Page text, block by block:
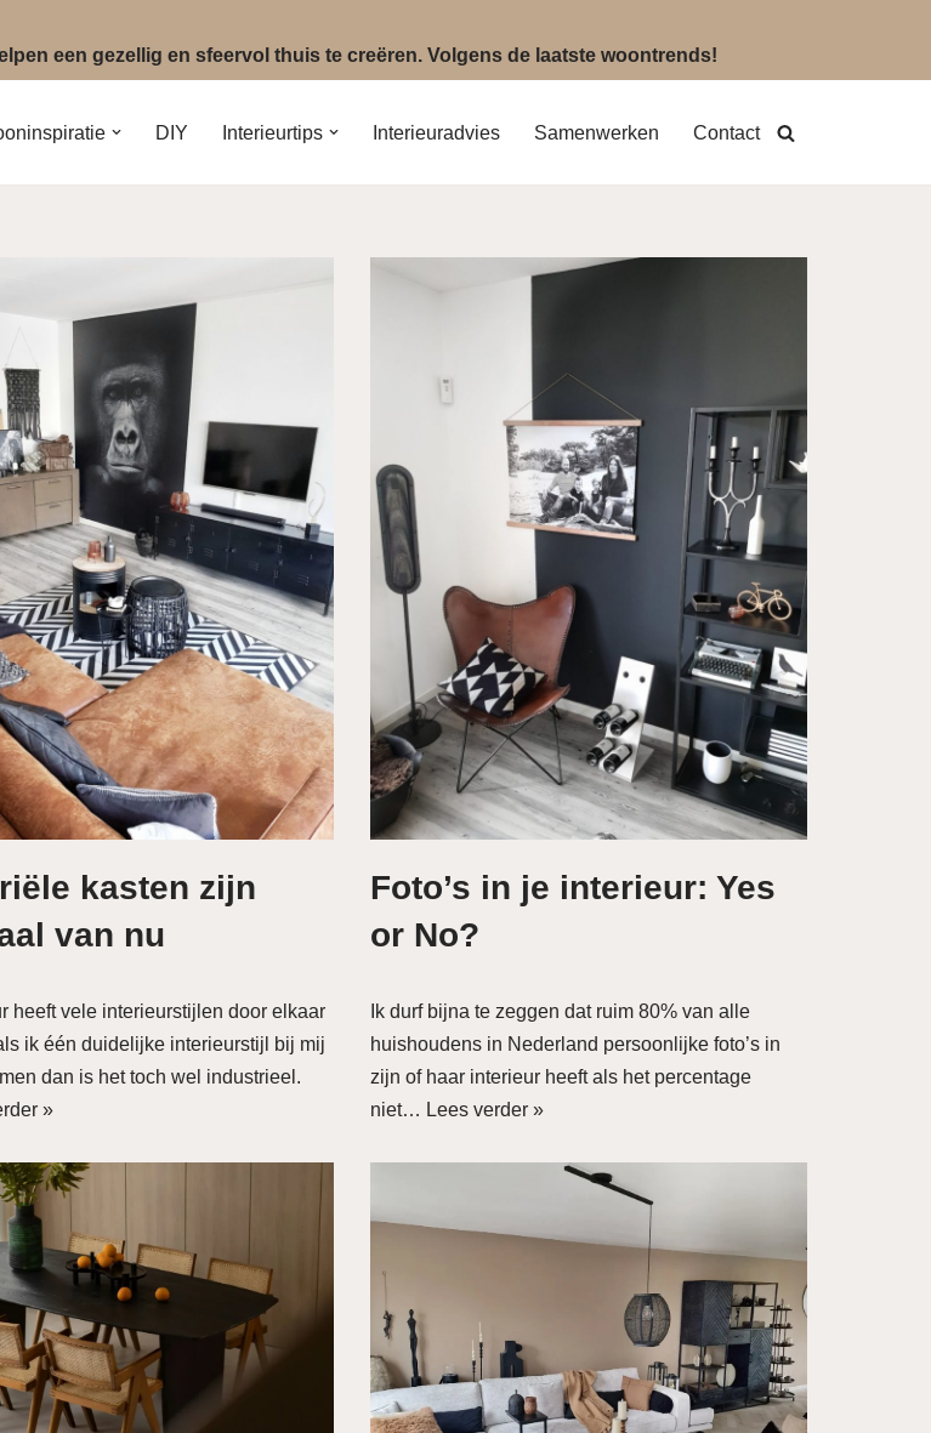
een gezellig en sfeervol thuis te creëren. Volgens de laatste woontrends!
DIY Interieurtips Interieuradvies Samenwerken Contact
kasten zijn
van nu
heeft vele interieurstijlen door elkaar
ik één duidelijke interieurstijl bij mij
dan is het toch wel industrieel.
»
Foto’s in je interieur: Yes
or No?
Ik durf bijna te zeggen dat ruim 80% van alle
huishoudens in Nederland persoonlijke foto’s in
zijn of haar interieur heeft als het percentage
niet… Lees verder »